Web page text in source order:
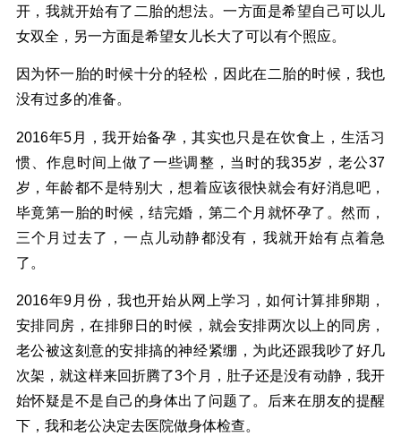
开，我就开始有了二胎的想法。一方面是希望自己可以儿
女双全，另一方面是希望女儿长大了可以有个照应。
因为怀一胎的时候十分的轻松，因此在二胎的时候，我也
没有过多的准备。
2016年5月，我开始备孕，其实也只是在饮食上，生活习
惯、作息时间上做了一些调整，当时的我35岁，老公37
岁，年龄都不是特别大，想着应该很快就会有好消息吧，
毕竟第一胎的时候，结完婚，第二个月就怀孕了。然而，
三个月过去了，一点儿动静都没有，我就开始有点着急
了。
2016年9月份，我也开始从网上学习，如何计算排卵期，
安排同房，在排卵日的时候，就会安排两次以上的同房，
老公被这刻意的安排搞的神经紧绷，为此还跟我吵了好几
次架，就这样来回折腾了3个月，肚子还是没有动静，我开
始怀疑是不是自己的身体出了问题了。后来在朋友的提醒
下，我和老公决定去医院做身体检查。